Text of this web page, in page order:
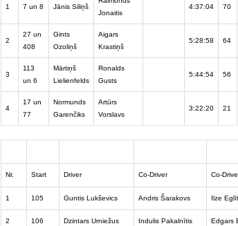
1 7 un 8 Jānis Siliņš
Jonaitis
4:37:04 70
2
27 un
408
Gints
Ozoliņš
Aigars
Krastiņš
5:28:58 64
3
113
un 6
Mārtiņš
Lielienfelds
Ronalds
Gusts
5:44:54 56
4
17 un
77
Normunds
Garenčiks
Artūrs
Vorslavs
3:22:20 21
Nr. Start Driver Co-Driver Co-
1 105 Guntis Lukševics Andris Šarakovs Ilze
2 106 Dzintars Urniežus Indulis Pakalnītis Edgars